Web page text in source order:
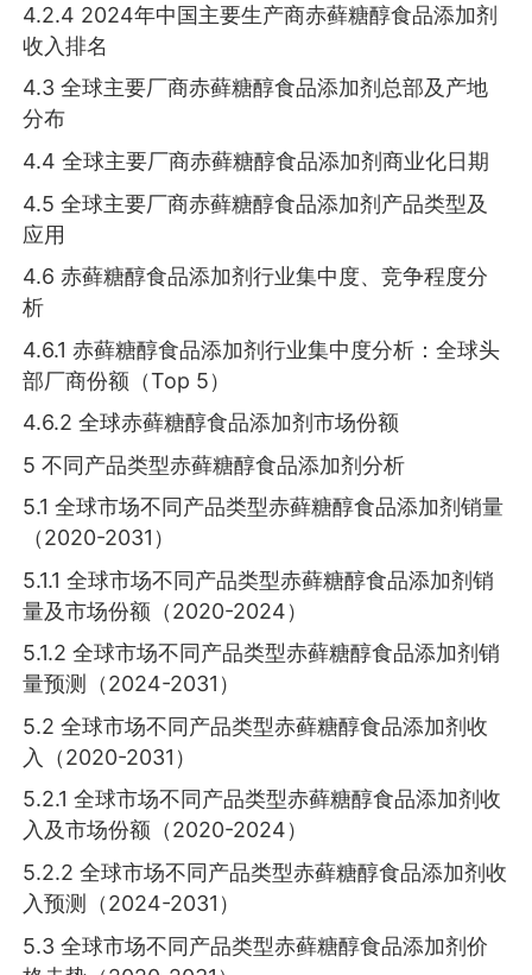
4.2.4 2024年中国主要生产商赤藓糖醇食品添加剂
收入排名
4.3 全球主要厂商赤藓糖醇食品添加剂总部及产地
分布
4.4 全球主要厂商赤藓糖醇食品添加剂商业化日期
4.5 全球主要厂商赤藓糖醇食品添加剂产品类型及
应用
4.6 赤藓糖醇食品添加剂行业集中度、竞争程度分
析
4.6.1 赤藓糖醇食品添加剂行业集中度分析：全球头
部厂商份额（Top 5）
4.6.2 全球赤藓糖醇食品添加剂市场份额
5 不同产品类型赤藓糖醇食品添加剂分析
5.1 全球市场不同产品类型赤藓糖醇食品添加剂销量
（2020-2031）
5.1.1 全球市场不同产品类型赤藓糖醇食品添加剂销
量及市场份额（2020-2024）
5.1.2 全球市场不同产品类型赤藓糖醇食品添加剂销
量预测（2024-2031）
5.2 全球市场不同产品类型赤藓糖醇食品添加剂收
入（2020-2031）
5.2.1 全球市场不同产品类型赤藓糖醇食品添加剂收
入及市场份额（2020-2024）
5.2.2 全球市场不同产品类型赤藓糖醇食品添加剂收
入预测（2024-2031）
5.3 全球市场不同产品类型赤藓糖醇食品添加剂价